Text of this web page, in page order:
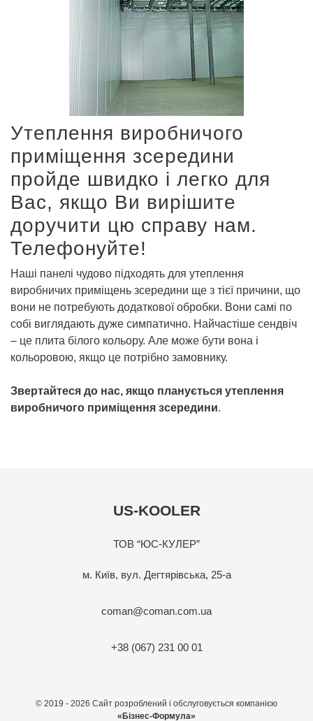
Утеплення виробничого
приміщення зсередини
пройде швидко і легко для
Вас, якщо Ви вирішите
доручити цю справу нам.
Телефонуйте!
Наші панелі чудово підходять для утеплення
виробничих приміщень зсередини ще з тієї причини, що
вони не потребують додаткової обробки. Вони самі по
собі виглядають дуже симпатично. Найчастіше сендвіч
– це плита білого кольору. Але може бути вона і
кольоровою, якщо це потрібно замовнику.
Звертайтеся до нас, якщо планується утеплення
виробничого приміщення зсередини.
US-KOOLER
ТОВ “ЮС-КУЛЕР”
м. Київ, вул. Дегтярівська, 25-а
coman@coman.com.ua
+38 (067) 231 00 01
© 2019 - 2026 Сайт розроблений і обслуговується компанією
«Бізнес-Формула»